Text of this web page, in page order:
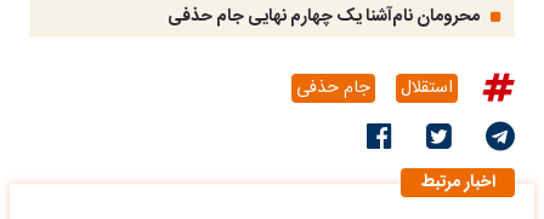
محرومان نام‌آشنا یک چهارم نهایی جام حذفی
استقلال جام حذفی
اخبار مرتبط